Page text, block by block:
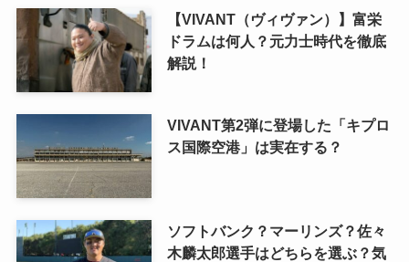
【VIVANT（ヴィヴァン）】富栄
ドラムは何人？元力士時代を徹底
解説！
VIVANT第2弾に登場した「キプロ
ス国際空港」は実在する？
ソフトバンク？マーリンズ？佐々
木麟太郎選手はどちらを選ぶ？気